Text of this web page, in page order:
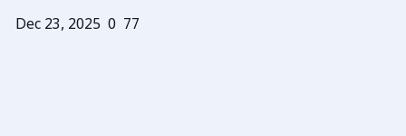
Dec 23, 2025 0 77